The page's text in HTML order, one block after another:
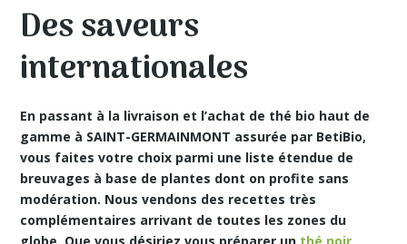
Des saveurs
internationales
En passant à la livraison et l’achat de thé bio haut de
gamme à SAINT-GERMAINMONT assurée par BetiBio,
vous faites votre choix parmi une liste étendue de
breuvages à base de plantes dont on profite sans
modération. Nous vendons des recettes très
complémentaires arrivant de toutes les zones du